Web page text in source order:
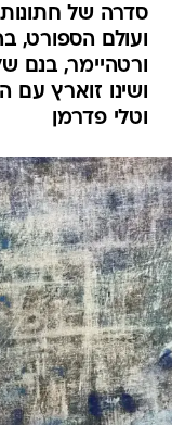
סדרה של חתונות
ועולם הספורט,
ורטהיימר, בנם
ושינו זוארץ עם
וטלי פדרמן